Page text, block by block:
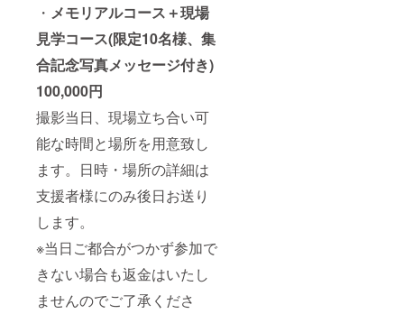
・ メモリアルコース＋現場
見学コース(限定10名様、集
合記念写真メッセージ付き)
100,000円
撮影当日、現場立ち合い可
能な時間と場所を用意致し
ます。日時・場所の詳細は
支援者様にのみ後日お送り
します。
※当日ご都合がつかず参加で
きない場合も返金はいたし
ませんのでご了承くださ